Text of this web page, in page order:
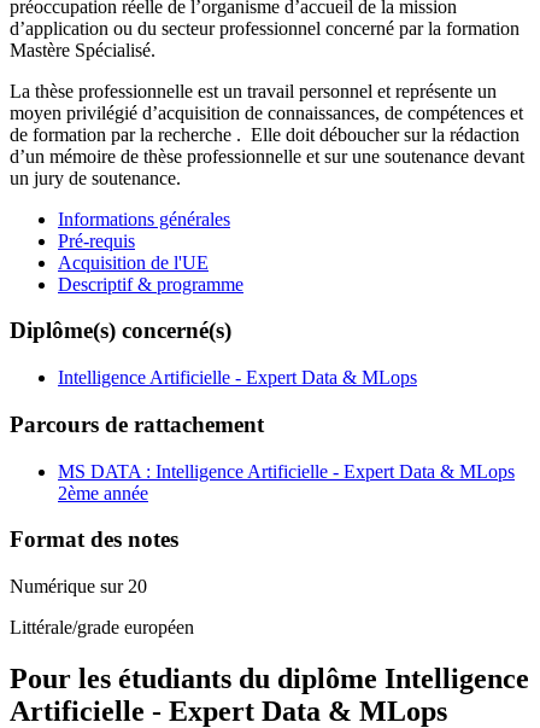
préoccupation réelle de l’organisme d’accueil de la mission
d’application ou du secteur professionnel concerné par la formation
Mastère Spécialisé.
La thèse professionnelle est un travail personnel et représente un
moyen privilégié d’acquisition de connaissances, de compétences et
de formation par la recherche . Elle doit déboucher sur la rédaction
d’un mémoire de thèse professionnelle et sur une soutenance devant
un jury de soutenance.
Informations générales
Pré-requis
Acquisition de l'UE
Descriptif & programme
Diplôme(s) concerné(s)
Intelligence Artificielle - Expert Data & MLops
Parcours de rattachement
MS DATA : Intelligence Artificielle - Expert Data & MLops
2ème année
Format des notes
Numérique sur 20
Littérale/grade européen
Pour les étudiants du diplôme Intelligence
Artificielle - Expert Data & MLops